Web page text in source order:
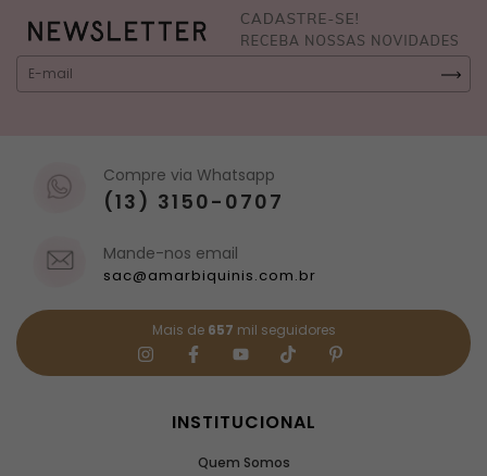
Compre via Whatsapp
(13) 3150-0707
Mande-nos email
sac@amarbiquinis.com.br
Mais de 657 mil seguidores
INSTITUCIONAL
Quem Somos